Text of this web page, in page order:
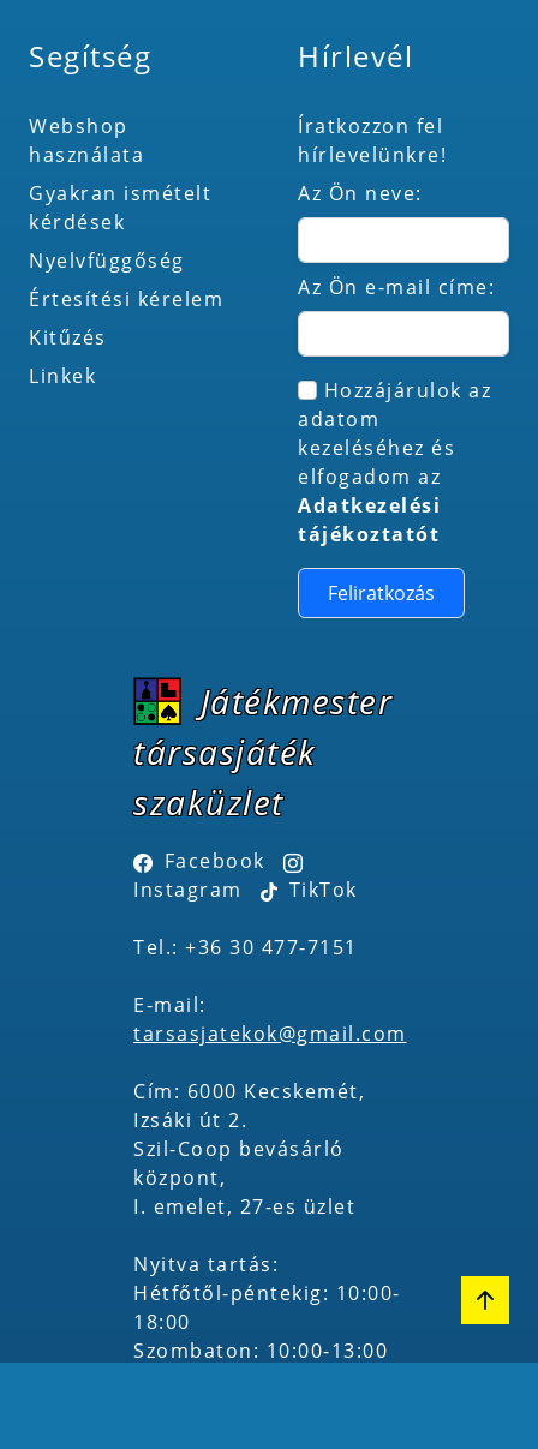
Segítség
Webshop
használata
Gyakran ismételt
kérdések
Nyelvfüggőség
Értesítési kérelem
Kitűzés
Linkek
Hírlevél
Íratkozzon fel
hírlevelünkre!
Az Ön neve:
Az Ön e-mail címe:
Hozzájárulok az
adatom
kezeléséhez és
elfogadom az
Adatkezelési
tájékoztatót
Feliratkozás
Játékmester
társasjáték
szaküzlet
Facebook
Instagram
TikTok
Tel.: +36 30 477-7151
E-mail:
tarsasjatekok@gmail.com
Cím: 6000 Kecskemét,
Izsáki út 2.
Szil-Coop bevásárló
központ,
I. emelet, 27-es üzlet
Nyitva tartás:
Hétfőtől-péntekig: 10:00-
18:00
Szombaton: 10:00-13:00